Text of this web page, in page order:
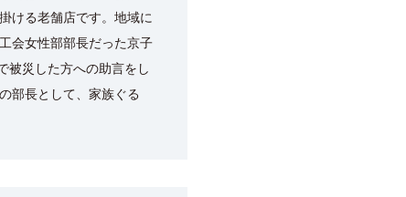
ける老舗店です。地域に
会女性部部長だった京子
被災した方への助言をし
部長として、家族ぐる